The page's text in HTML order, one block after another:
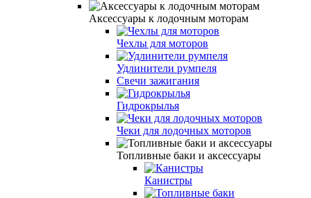
Аксессуары к лодочным моторам
Чехлы для моторов
Удлинители румпеля
Свечи зажигания
Гидрокрылья
Чеки для лодочных моторов
Топливные баки и аксессуары
Канистры